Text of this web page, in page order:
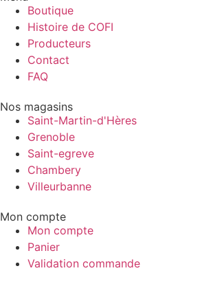
Boutique
Histoire de COFI
Producteurs
Contact
FAQ
Nos magasins
Saint-Martin-d'Hères
Grenoble
Saint-egreve
Chambery
Villeurbanne
Mon compte
Mon compte
Panier
Validation commande